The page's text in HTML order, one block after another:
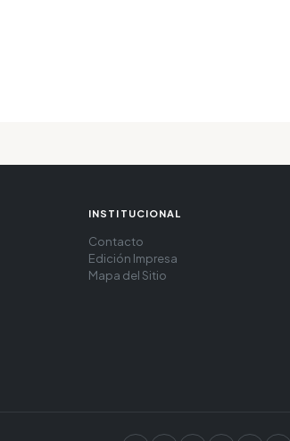
INSTITUCIONAL
Contacto
Edición Impresa
Mapa del Sitio